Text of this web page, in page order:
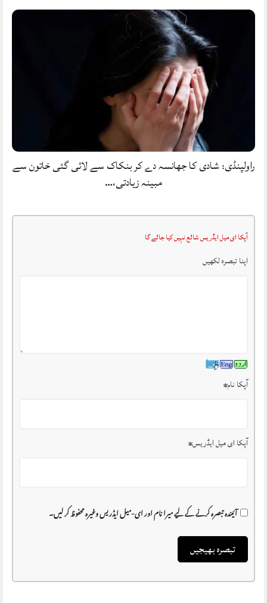
راولپنڈی: شادی کا جھانسہ دے کر بنکاک سے لائی گئی خاتون سے
مبینہ زیادتی،…
آپکا ای میل ایڈریس شائع نہیں کیا جائے گا
اپنا تبصرہ لکھیں
آپکا نام*
آپکا ای میل ایڈریس*
آئیندہ تبصرہ کرنے کے لیے میرا نام اور ای-میل ایڈریس وغیرہ محفوظ کر لیں۔